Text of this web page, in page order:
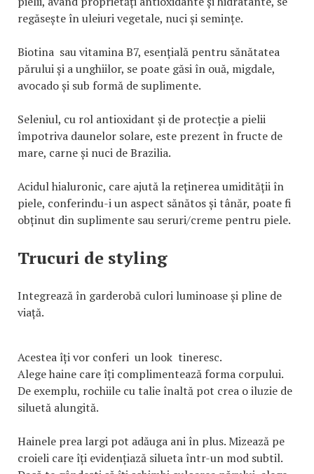
regăsește în uleiuri vegetale, nuci și semințe.
Biotina sau vitamina B7, esențială pentru sănătatea
părului și a unghiilor, se poate găsi în ouă, migdale,
avocado și sub formă de suplimente.
Seleniul, cu rol antioxidant și de protecție a pielii
împotriva daunelor solare, este prezent în fructe de
mare, carne și nuci de Brazilia.
Acidul hialuronic, care ajută la reținerea umidității în
piele, conferindu-i un aspect sănătos și tânăr, poate fi
obținut din suplimente sau seruri/creme pentru piele.
Trucuri de styling
Integrează în garderobă culori luminoase și pline de
viață.
Acestea îți vor conferi un look tineresc.
Alege haine care îți complimentează forma corpului.
De exemplu, rochiile cu talie înaltă pot crea o iluzie de
siluetă alungită.
Hainele prea largi pot adăuga ani în plus. Mizează pe
croieli care îți evidențiază silueta într-un mod subtil.